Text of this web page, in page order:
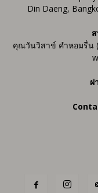
Din Daeng,
คุณวันวิสาข์ คำหอมรื่น
ฝ